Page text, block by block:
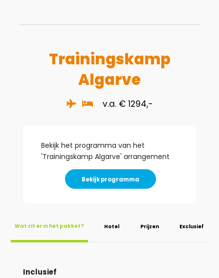
Trainingskamp
Algarve
v.a. € 1294,-
Bekijk het programma van het
'Trainingskamp Algarve' arrangement
Bekijk programma
Wat zit er in het pakket? Hotel Prijzen Exclusief
Inclusief